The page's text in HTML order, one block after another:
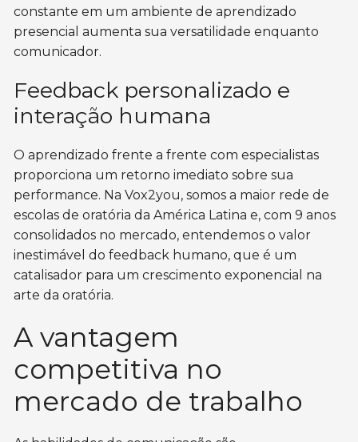
constante em um ambiente de aprendizado
presencial aumenta sua versatilidade enquanto
comunicador.
Feedback personalizado e
interação humana
O aprendizado frente a frente com especialistas
proporciona um retorno imediato sobre sua
performance. Na Vox2you, somos a maior rede de
escolas de oratória da América Latina e, com 9 anos
consolidados no mercado, entendemos o valor
inestimável do feedback humano, que é um
catalisador para um crescimento exponencial na
arte da oratória.
A vantagem
competitiva no
mercado de trabalho